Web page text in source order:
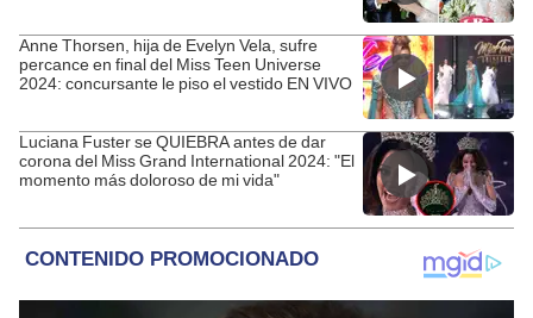
Anne Thorsen, hija de Evelyn Vela, sufre
percance en final del Miss Teen Universe
2024: concursante le piso el vestido EN VIVO
Luciana Fuster se QUIEBRA antes de dar
corona del Miss Grand International 2024: "El
momento más doloroso de mi vida"